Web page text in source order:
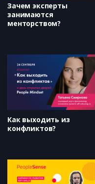
Зачем эксперты
занимаются
менторством?
Как выходить из
конфликтов?